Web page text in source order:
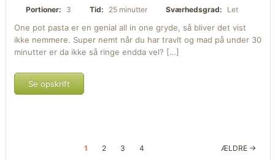
Portioner: 3 Tid: 25 minutter Sværhedsgrad: Let
One pot pasta er en genial all in one gryde, så bliver det vist
ikke nemmere. Super nemt når du har travlt og mad på under 30
minutter er da ikke så ringe endda vel? […]
Se opskrift
1 2 3 4 ÆLDRE →